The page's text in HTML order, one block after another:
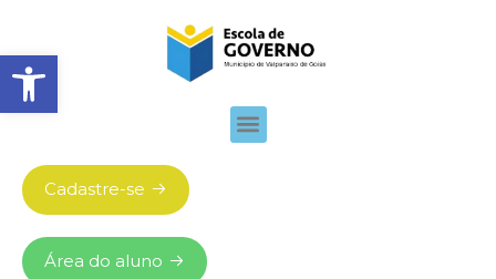
Abrir barra de ferramentas
Cadastre-se
Área do aluno